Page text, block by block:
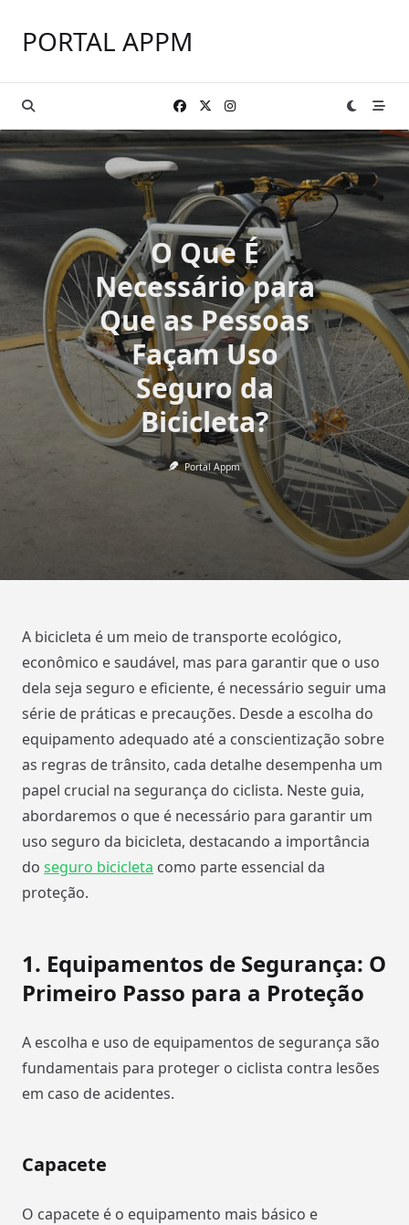
content
PORTAL APPM
O Que É
Necessário para
Que as Pessoas
Façam Uso
Seguro da
Bicicleta?
Portal Appm
A bicicleta é um meio de transporte ecológico,
econômico e saudável, mas para garantir que o uso
dela seja seguro e eficiente, é necessário seguir uma
série de práticas e precauções. Desde a escolha do
equipamento adequado até a conscientização sobre
as regras de trânsito, cada detalhe desempenha um
papel crucial na segurança do ciclista. Neste guia,
abordaremos o que é necessário para garantir um
uso seguro da bicicleta, destacando a importância
do seguro bicicleta como parte essencial da
proteção.
1. Equipamentos de Segurança: O
Primeiro Passo para a Proteção
A escolha e uso de equipamentos de segurança são
fundamentais para proteger o ciclista contra lesões
em caso de acidentes.
Capacete
O capacete é o equipamento mais básico e